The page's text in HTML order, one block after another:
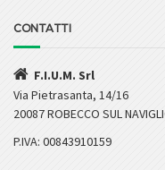
CONTATTI
F.I.U.M. Srl
Via Pietrasanta, 14/16
20087 ROBECCO SUL
P.IVA: 00843910159